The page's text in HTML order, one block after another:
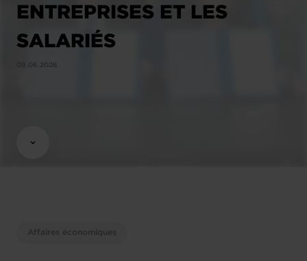
ENTREPRISES ET LES
SALARIÉS
09.06.2026
Affaires économiques